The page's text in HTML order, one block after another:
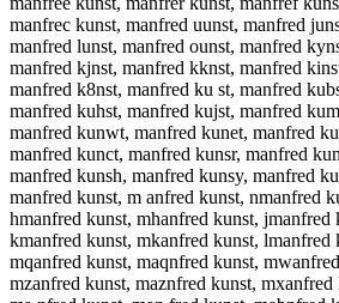
manfrec kunst, manfred uunst, manfred
manfred lunst, manfred ounst, manfred
manfred kjnst, manfred kknst, manfred
manfred k8nst, manfred ku st, manfred
manfred kuhst, manfred kujst, manfred
manfred kunwt, manfred kunet, manfred
manfred kunct, manfred kunsr, manfred
manfred kunsh, manfred kunsy, manfred
manfred kunst, m anfred kunst, nmanfred
hmanfred kunst, mhanfred kunst, jmanfred
kmanfred kunst, mkanfred kunst, lmanfred
mqanfred kunst, maqnfred kunst,
mzanfred kunst, maznfred kunst,